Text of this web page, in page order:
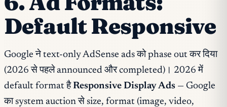
Default Responsive
Google ने text-only AdSense ads को phase out कर दिया
(2026 से पहले announced और completed)। 2026 में
default format हैResponsive Display Ads — Google
का system auction से size, format (image, video,